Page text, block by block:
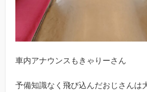
車内アナウンスもきゃりーさん
予備知識なく飛び込んだおじさんは